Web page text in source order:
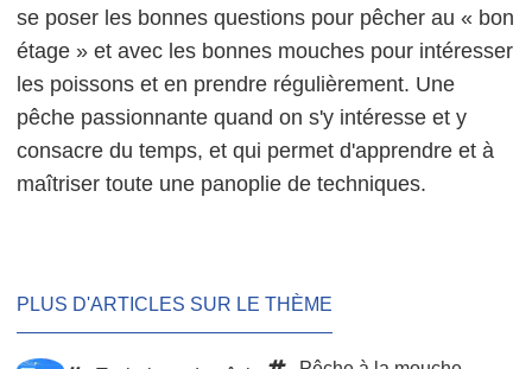
se poser les bonnes questions pour pêcher au « bon
étage » et avec les bonnes mouches pour intéresser
les poissons et en prendre régulièrement. Une
pêche passionnante quand on s'y intéresse et y
consacre du temps, et qui permet d'apprendre et à
maîtriser toute une panoplie de techniques.
PLUS D'ARTICLES SUR LE THÈME